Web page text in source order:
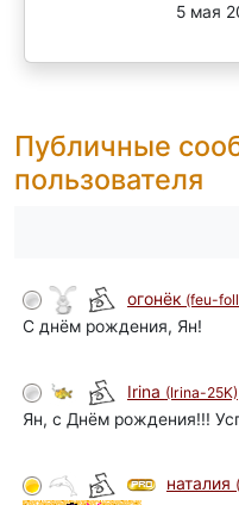
5 мая
Публичные
пользователя
огонёк (feu-
С днём рождения, Ян!
Irina (Irina-25K)
Ян, с Днём рождения!!!
наталия